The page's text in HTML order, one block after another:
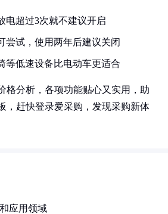
电超过3次就不建议开启
尝试，使用两年后建议关闭
等低速设备比电动车更适合
格分析，各项功能贴心又实用，助
，赶快登录爱采购，发现采购新体
应用领域